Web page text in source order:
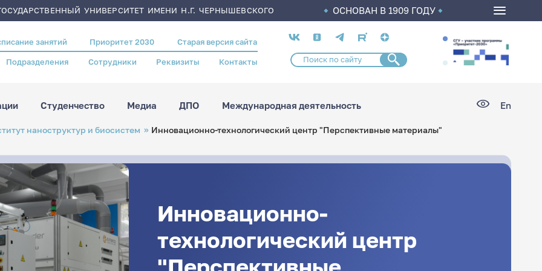
УНИВЕРСИТЕТ ИМЕНИ Н.Г. ЧЕРНЫШЕВСКОГО ОСНОВАН В 1909 ГОДУ
занятий Приоритет 2030 Старая версия сайта
Подразделения Сотрудники Реквизиты Контакты
Социальные
сети
Студенчество Медиа ДПО Международная деятельность En
наноструктур и биосистем Инновационно-технологический центр "Перспективные материалы"
Инновационно-
технологический центр